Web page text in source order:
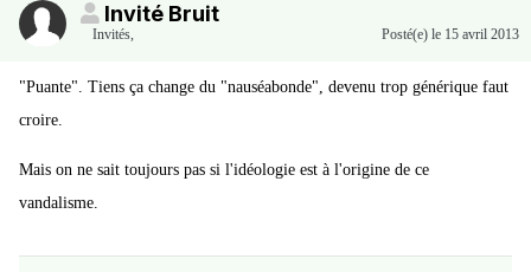
Invité Bruit
Invités, Posté(e) le 15 avril 2013
"Puante". Tiens ça change du "nauséabonde", devenu trop générique faut
croire.
Mais on ne sait toujours pas si l'idéologie est à l'origine de ce
vandalisme.